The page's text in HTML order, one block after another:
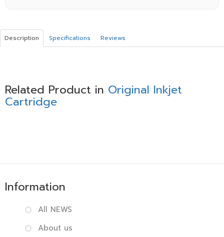
Description Specifications Reviews
Related Product in Original Inkjet
Cartridge
Information
All NEWS
About us